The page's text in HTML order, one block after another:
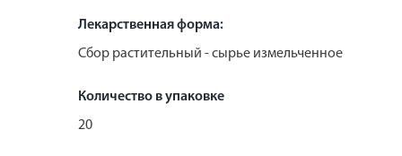
Лекарственная форма:
Сбор растительный - сырье измельченное
Количество в упаковке
20